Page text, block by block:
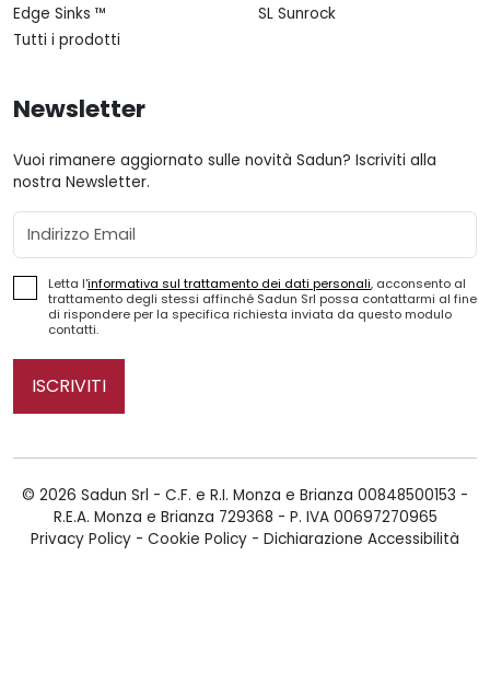
Edge Sinks ™
SL Sunrock
Tutti i prodotti
Newsletter
Vuoi rimanere aggiornato sulle novità Sadun? Iscriviti alla
nostra Newsletter.
Email
Letta l'informativa sul trattamento dei dati personali, acconsento al
trattamento degli stessi affinché Sadun Srl possa contattarmi al fine
di rispondere per la specifica richiesta inviata da questo modulo
contatti.
ISCRIVITI
© 2026 Sadun Srl - C.F. e R.I. Monza e Brianza 00848500153 -
R.E.A. Monza e Brianza 729368 - P. IVA 00697270965
Privacy Policy - Cookie Policy - Dichiarazione Accessibilità